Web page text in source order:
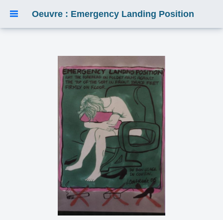
Oeuvre : Emergency Landing Position